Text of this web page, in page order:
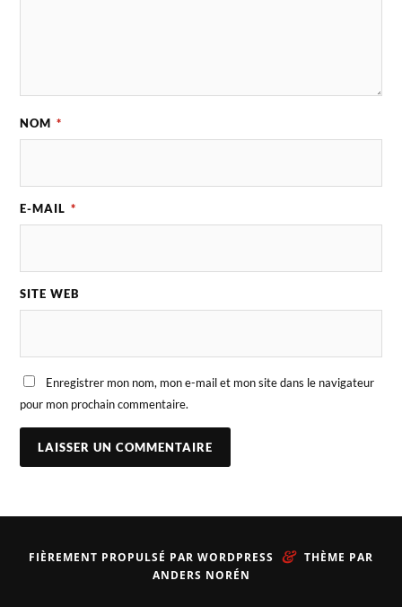
NOM *
E-MAIL *
SITE WEB
Enregistrer mon nom, mon e-mail et mon site dans le navigateur
pour mon prochain commentaire.
FIÈREMENT PROPULSÉ PAR WORDPRESS & THÈME PAR
ANDERS NORÉN